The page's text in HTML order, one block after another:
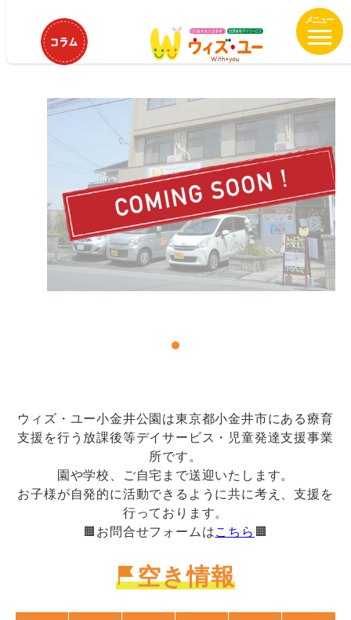
ウィズ・ユー小金井公園
ウィズ・ユー小金井公園
ウィズ・ユー小金井公園は東京都小金井市にある療育
支援を行う放課後等デイサービス・児童発達支援事業
所です。
園や学校、ご自宅まで送迎いたします。
お子様が自発的に活動できるように共に考え、支援を
行っております。
🟧お問合せフォームはこちら 🟧
空き情報